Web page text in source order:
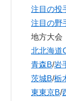
注目の投
注目の野
地方大会
北北海道
青森B/岩
茨城B/栃
東東京B/